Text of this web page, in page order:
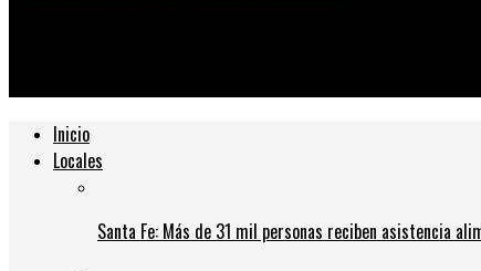
Inicio
Locales
Santa Fe: Más de 31 mil personas reciben asistencia